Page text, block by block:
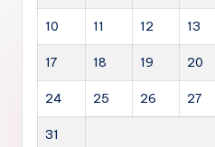
10 11 12 13
17 18 19 20
24 25 26 27
31